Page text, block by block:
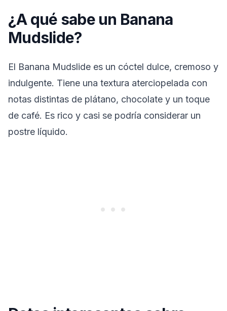
¿A qué sabe un Banana
Mudslide?
El Banana Mudslide es un cóctel dulce, cremoso y
indulgente. Tiene una textura aterciopelada con
notas distintas de plátano, chocolate y un toque
de café. Es rico y casi se podría considerar un
postre líquido.